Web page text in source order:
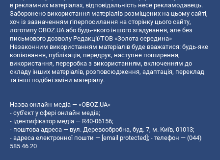
в рекламних матеріалах, відповідальність несе рекламодавець.
Заборонено використання матеріалів розміщених на цьому сайті,
хоч із зазначенням гіперпосилання на сторінку цього сайту,
логотипу OBOZ.UA або будь-якого іншого згадування, але без
письмового дозволу Редакції/ТОВ «Золота середина»
Незаконним використанням матеріалів буде вважатися: будь-яке
копiювання, публiкацiя, передрук, наступне поширення,
використання, переробка з використанням, включенням до
складу інших матеріалів, розповсюдження, адаптація, переклад
та інші подібні зміни матеріалу.
Назва онлайн медіа — «OBOZ.UA»
- суб'єкт у сфері онлайн медіа;
- ідентифікатор медіа — R40-06156;
- поштова адреса — вул. Деревообробна, буд. 7, м. Київ, 01013;
- адреса електронної пошти — [email protected] ; - телефон — (044)
585 46 20